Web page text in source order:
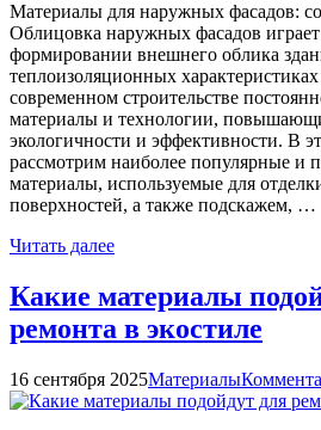
Материалы для наружных фасадов:
Облицовка наружных фасадов
формировании внешнего облика
теплоизоляционных
современном строительстве
материалы и технологии,
экологичности и эффективности. В
рассмотрим наиболее популярные и
материалы, используемые для
поверхностей, а также подскажем, …
Читать далее
Какие материалы
ремонта в экостиле
16 сентября 2025Материалы